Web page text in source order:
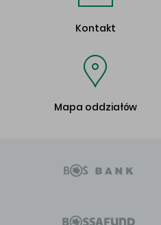
Kontakt
Mapa oddziałów